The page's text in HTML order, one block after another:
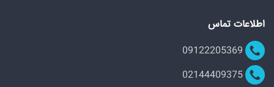
اطلاعات تماس